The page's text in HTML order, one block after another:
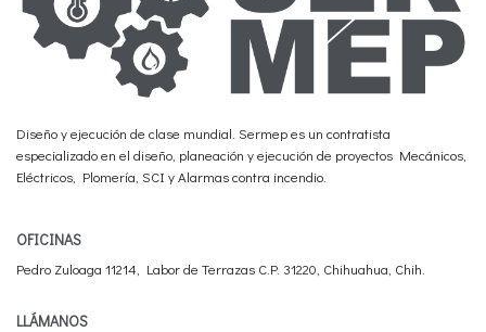
Diseño y ejecución de clase mundial. Sermep es un contratista
especializado en el diseño, planeación y ejecución de proyectos Mecánicos,
Eléctricos, Plomería, SCI y Alarmas contra incendio.
OFICINAS
Pedro Zuloaga 11214, Labor de Terrazas C.P. 31220, Chihuahua, Chih.
LLÁMANOS